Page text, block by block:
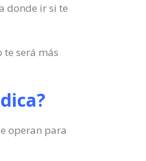
donde ir si te
te será más
operan para